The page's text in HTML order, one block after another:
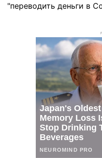
"переводить деньги в